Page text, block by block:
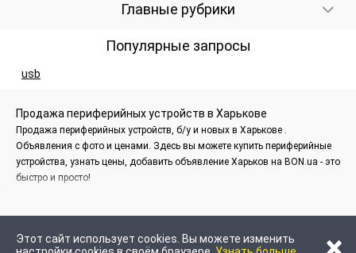
Главные рубрики
Популярные запросы
usb
Этот сайт использует cookies. Вы можете изменить
Продажа периферийных устройств в Харькове
Продажа периферийных устройств, б/у и новых в Харькове .
Объявления с фото и ценами. Здесь вы можете купить периферийные
устройства, узнать цены, добавить объявление Харьков на BON.ua - это
быстро и просто!